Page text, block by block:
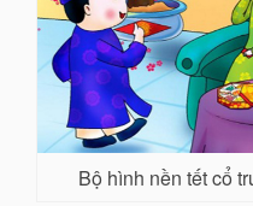
Bộ hình nền tết cổ